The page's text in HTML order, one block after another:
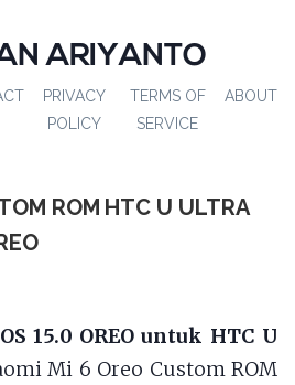
ARIYANTO
PRIVACY
POLICY
TERMS OF
SERVICE
ABOUT
ROM HTC U ULTRA
15.0 OREO untuk HTC U
Mi 6 Oreo Custom ROM